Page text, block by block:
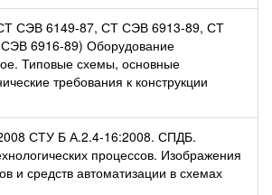
СЭВ 6149-87, СТ СЭВ 6913-89, СТ
6916-89) Оборудование
Типовые схемы, основные
требования к конструкции
СТУ Б А.2.4-16:2008. СПДБ.
процессов. Изображения
и средств автоматизации в схемах